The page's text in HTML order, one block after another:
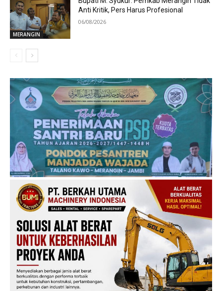
MERANGIN
Anti Kritik, Pers Harus Profesional
06/08/2026